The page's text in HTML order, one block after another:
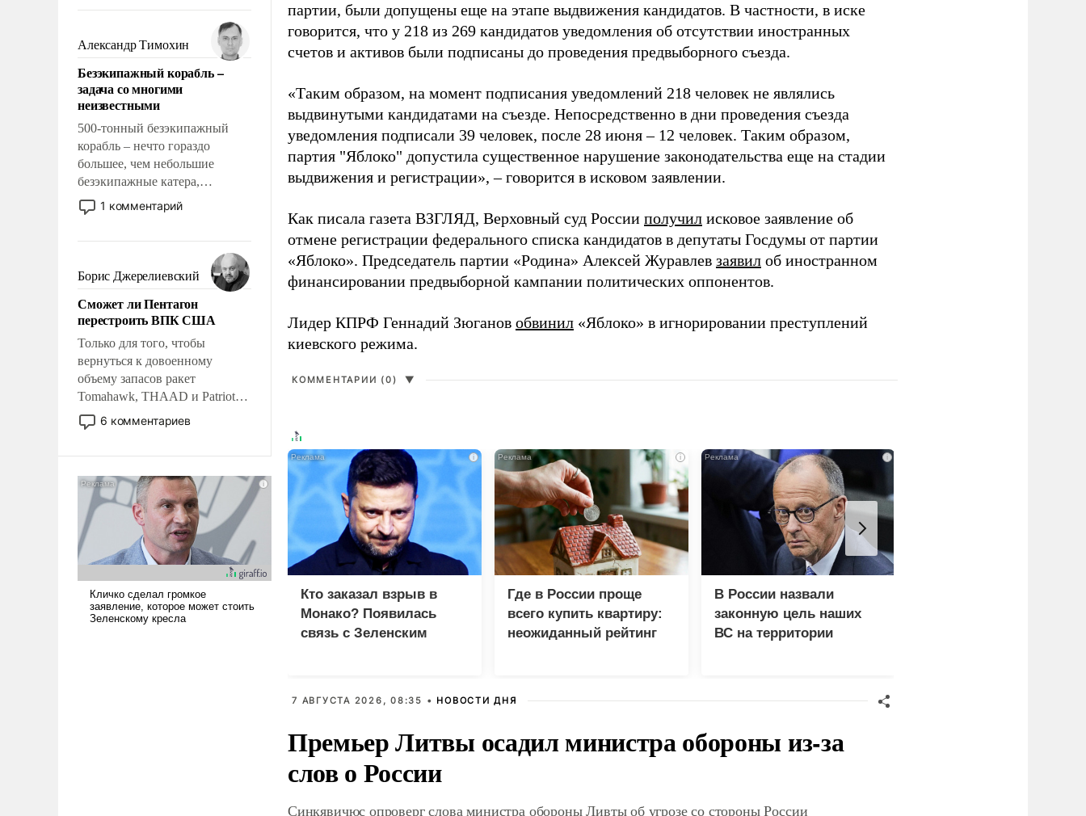
мужественным и твердым под
ударами судьбы, брать на себя
ответственность, помогать
слабым, идти вперед и
адаптироваться.
Александр Тимохин
Безэкипажный корабль –
задача со многими
неизвестными
500-тонный безэкипажный
корабль – нечто гораздо
большее, чем небольшие
безэкипажные катера,
применение которых уже
стало обыденностью. Задача по
сложна и амбициозна. Однако
и ее реализация радикально
поднимет наши боевые
возможности.
1 комментарий
Борис Джерелиевский
Сможет ли Пентагон
перестроить ВПК США
Только для того, чтобы
вернуться к довоенному
объему запасов ракет
Tomahawk, THAAD и Patriot
США потребуется более трех
лет. Даже небольшая война с
Сложившаяся ситуация
означает многолетний период
уязвимости США, например,
перед Китаем.
6 комментариев
партии, были допущены еще на этапе выдвижения кандидатов. В частности, в иске
говорится, что у 218 из 269 кандидатов уведомления об отсутствии иностранных
счетов и активов были подписаны до проведения предвыборного съезда.
«Таким образом, на момент подписания уведомлений 218 человек не являлись
выдвинутыми кандидатами на съезде. Непосредственно в дни проведения съезда
уведомления подписали 39 человек, после 28 июня – 12 человек. Таким образом,
партия "Яблоко" допустила существенное нарушение законодательства еще на стадии
выдвижения и регистрации», – говорится в исковом заявлении.
Как писала газета ВЗГЛЯД, Верховный суд России получил исковое заявление об
отмене регистрации федерального списка кандидатов в депутаты Госдумы от партии
«Яблоко». Председатель партии «Родина» Алексей Журавлев заявил об иностранном
финансировании предвыборной кампании политических оппонентов.
Лидер КПРФ Геннадий Зюганов обвинил «Яблоко» в игнорировании преступлений
киевского режима.
КОММЕНТАРИИ (0) ▼
i
Кто заказал взрыв в
Монако? Появилась
связь с Зеленским
i
Где в России проще
всего купить квартиру:
неожиданный рейтинг
i
В России назвали
законную цель наших
ВС на территории
7 АВГУСТА 2026, 08:35 • НОВОСТИ ДНЯ
Премьер Литвы осадил министра обороны из-за
слов о России
Синкявичюс опроверг слова министра обороны Ливты об угрозе со стороны России